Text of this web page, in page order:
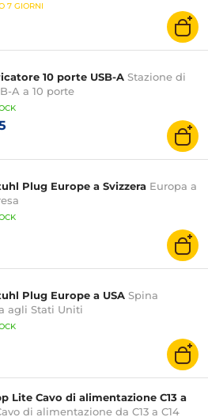
7 GIORNI
10 porte USB-A Stazione di
A a 10 porte
Plug Europe a Svizzera Europa a
Plug Europe a USA Spina
agli Stati Uniti
Lite Cavo di alimentazione C13 a
di alimentazione da C13 a C14